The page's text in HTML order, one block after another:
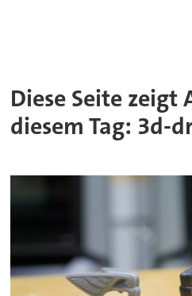
Diese Seite zeigt
diesem Tag: 3d-